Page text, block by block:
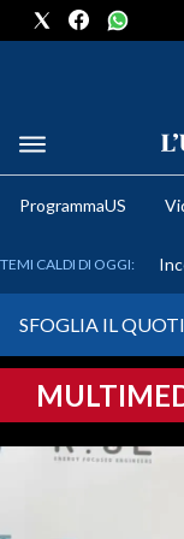
METEO
CRONACA
ProgrammaUS
TEMI CALDI DI OGGI:
SFOGLIA IL